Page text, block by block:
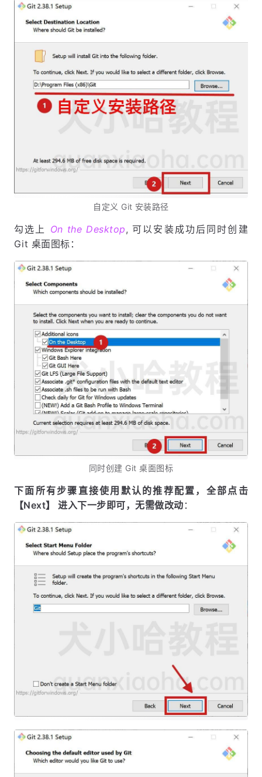
自定义 Git 安装路径
勾选上 On the Desktop, 可以安装成功后同时创建
Git 桌面图标：
同时创建 Git 桌面图标
下面所有步骤直接使用默认的推荐配置，全部点击
【Next】 进入下一步即可，无需做改动 ：